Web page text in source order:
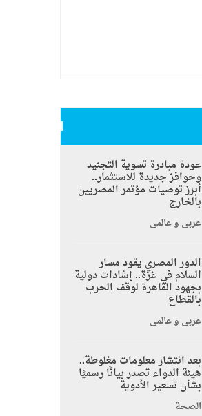
عودة مبادرة تسوية التجنيد
وحوافز جديدة للاستثمار..
أبرز توصيات مؤتمر المصريين
بالخارج
عربي و عالمي
الدور المصري يقود مسار
السلام في غزة.. إشادات دولية
بجهود القاهرة لوقف الحرب
بالقطاع
عربي و عالمي
بعد انتشار معلومات مغلوطة..
هيئة الدواء تصدر بيانًا رسميًا
بشأن تسعير الأدوية
الصحة